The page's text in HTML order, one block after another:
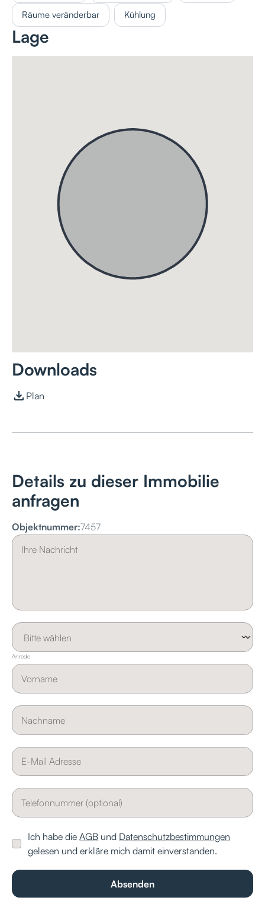
Räume veränderbar Kühlung
Lage
Downloads
Plan
Details zu dieser Immobilie
anfragen
Objektnummer:7457
Anrede
Ich habe dieAGB und Datenschutzbestimmungen
gelesen und erkläre mich damit einverstanden.